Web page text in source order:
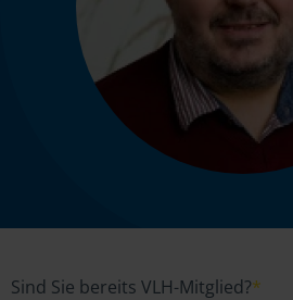
Sind Sie bereits VLH-Mitglied?*